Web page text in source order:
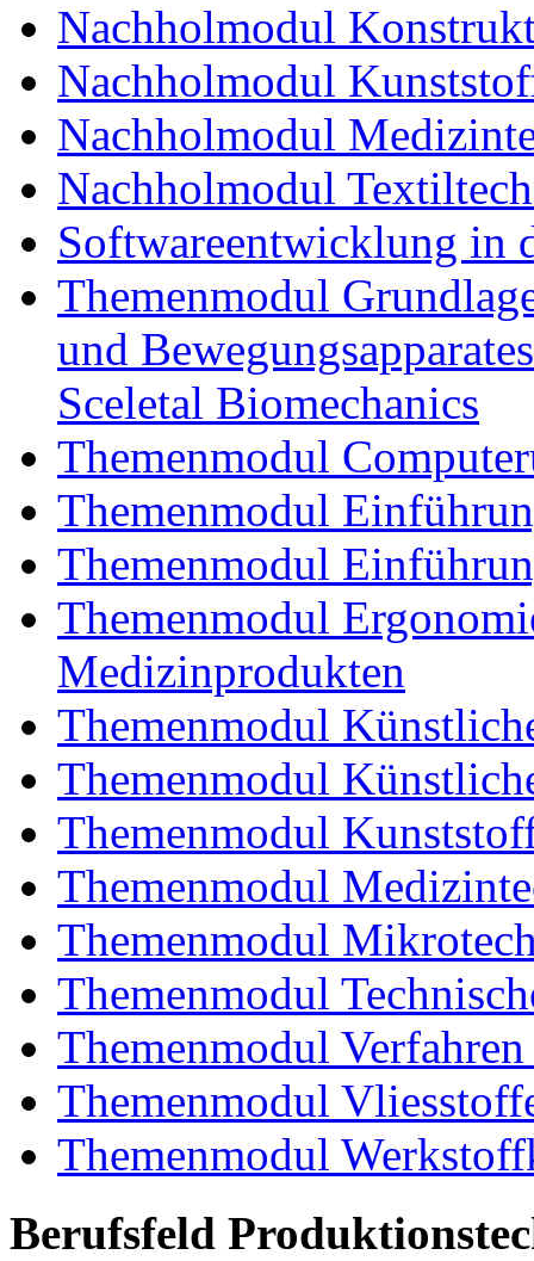
Nachholmodul
Nachholmodul
Nachholmodul
Nachholmodul
Softwareentwicklung in
Themenmodul
und
Sceletal Biomechanics
Themenmodul
Themenmodul
Themenmodul
Themenmodul
Medizinprodukten
Themenmodul
Themenmodul
Themenmodul
Themenmodul
Themenmodul
Themenmodul
Themenmodul
Themenmodul
Themenmodul
Berufsfeld